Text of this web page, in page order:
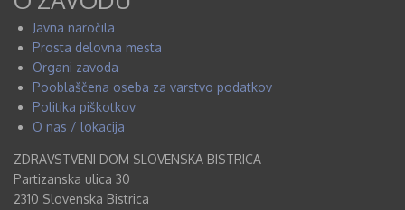
Javna naročila
Prosta delovna mesta
Organi zavoda
Pooblaščena oseba za varstvo podatkov
Politika piškotkov
O nas / lokacija
ZDRAVSTVENI DOM SLOVENSKA BISTRICA
Partizanska ulica 30
2310 Slovenska Bistrica